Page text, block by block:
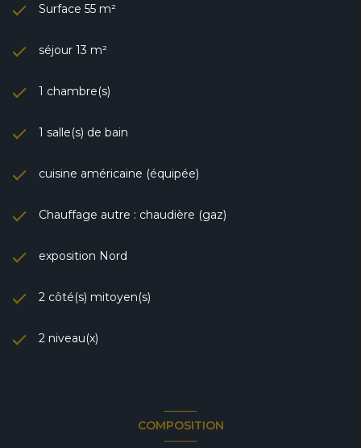
Surface 55 m²
séjour 13 m²
1 chambre(s)
1 salle(s) de bain
cuisine américaine (équipée)
Chauffage autre : chaudière (gaz)
exposition Nord
2 côté(s) mitoyen(s)
2 niveau(x)
COMPOSITION